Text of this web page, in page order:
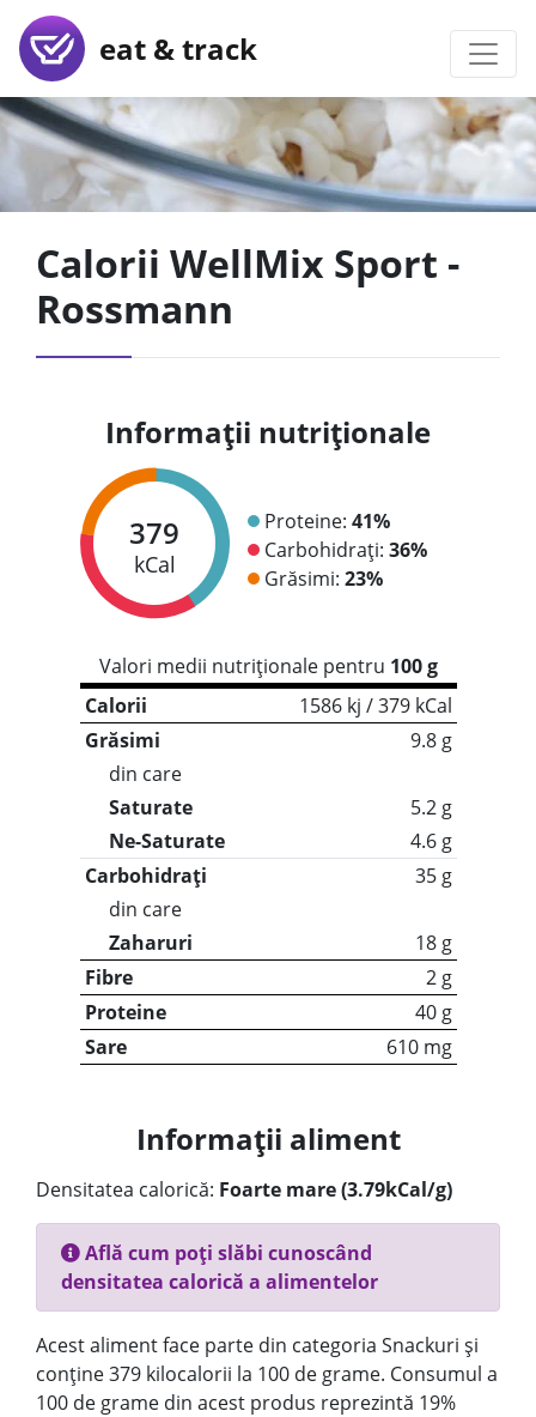
eat & track
Calorii WellMix Sport -
Rossmann
Informații nutriționale
379
kCal
Proteine: 41%
Carbohidrați: 36%
Grăsimi: 23%
Valori medii nutriționale pentru 100 g
Calorii
1586 kj / 379 kCal
Grăsimi
9.8 g
din care
Saturate
5.2 g
Ne-Saturate
4.6 g
Carbohidrați
35 g
din care
Zaharuri
18 g
Fibre
2 g
Proteine
40 g
Sare
610 mg
Informații aliment
Densitatea calorică: Foarte mare (3.79kCal/g)
Află cum poți slăbi cunoscând
densitatea calorică a alimentelor
Acest aliment face parte din categoria Snackuri și
conține 379 kilocalorii la 100 de grame. Consumul a
100 de grame din acest produs reprezintă 19%